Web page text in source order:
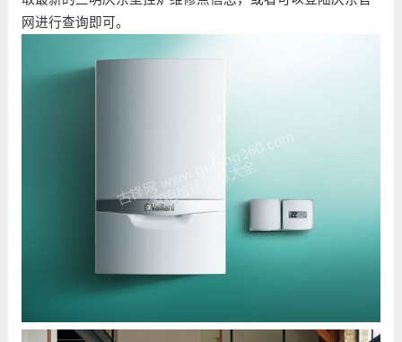
网进行查询即可。